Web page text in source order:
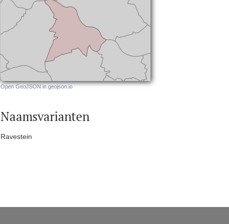
Open GeoJSON in geojson.io
Naamsvarianten
Ravestein